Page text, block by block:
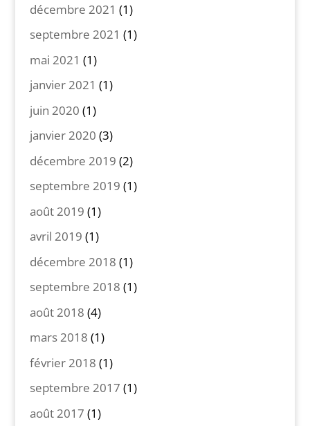
décembre 2021 (1)
septembre 2021 (1)
mai 2021 (1)
janvier 2021 (1)
juin 2020 (1)
janvier 2020 (3)
décembre 2019 (2)
septembre 2019 (1)
août 2019 (1)
avril 2019 (1)
décembre 2018 (1)
septembre 2018 (1)
août 2018 (4)
mars 2018 (1)
février 2018 (1)
septembre 2017 (1)
août 2017 (1)